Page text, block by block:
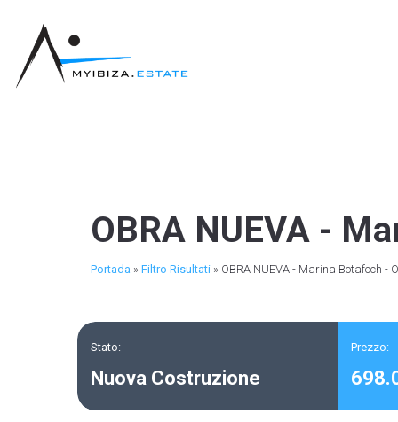
OBRA NUEVA -
Portada » Filtro Risultati » OBRA NUEVA - Marina Botafoch -
Stato:
Nuova Costruzione
Prezzo: